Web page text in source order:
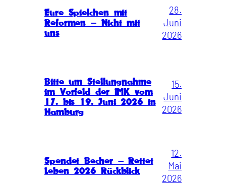
Eure Spielchen mit
Reformen – Nicht mit
uns
28.
Juni
2026
Bitte um Stellungnahme
im Vorfeld der IMK vom
17. bis 19. Juni 2026 in
Hamburg
15.
Juni
2026
Spendet Becher – Rettet
Leben 2026 Rückblick
12.
Mai
2026